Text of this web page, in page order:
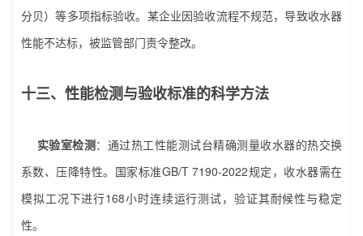
分贝）等多项指标验收。某企业因验收流程不规范，导致收水器
性能不达标，被监管部门责令整改。
十三、性能检测与验收标准的科学方法
实验室检测：通过热工性能测试台精确测量收水器的热交换
系数、压降特性。国家标准GB/T 7190-2022规定，收水器需在
模拟工况下进行168小时连续运行测试，验证其耐候性与稳定
性。